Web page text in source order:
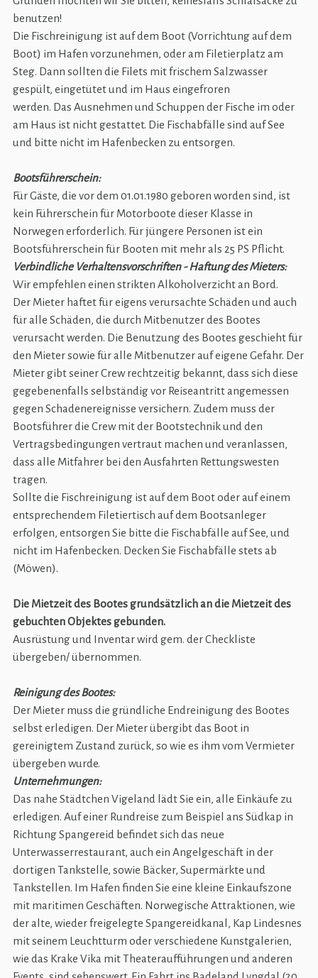
benutzen!
Die Fischreinigung ist auf dem Boot (Vorrichtung auf dem
Boot) im Hafen vorzunehmen, oder am Filetierplatz am
Steg. Dann sollten die Filets mit frischem Salzwasser
gespült, eingetütet und im Haus eingefroren
werden. Das Ausnehmen und Schuppen der Fische im oder
am Haus ist nicht gestattet. Die Fischabfälle sind auf See
und bitte nicht im Hafenbecken zu entsorgen.
Bootsführerschein:
Für Gäste, die vor dem 01.01.1980 geboren worden sind, ist
kein Führerschein für Motorboote dieser Klasse in
Norwegen erforderlich. Für jüngere Personen ist ein
Bootsführerschein für Booten mit mehr als 25 PS Pflicht.
Verbindliche Verhaltensvorschriften - Haftung des Mieters:
Wir empfehlen einen strikten Alkoholverzicht an Bord.
Der Mieter haftet für eigens verursachte Schäden und auch
für alle Schäden, die durch Mitbenutzer des Bootes
verursacht werden. Die Benutzung des Bootes geschieht für
den Mieter sowie für alle Mitbenutzer auf eigene Gefahr. Der
Mieter gibt seiner Crew rechtzeitig bekannt, dass sich diese
gegebenenfalls selbständig vor Reiseantritt angemessen
gegen Schadenereignisse versichern. Zudem muss der
Bootsführer die Crew mit der Bootstechnik und den
Vertragsbedingungen vertraut machen und veranlassen,
dass alle Mitfahrer bei den Ausfahrten Rettungswesten
tragen.
Sollte die Fischreinigung ist auf dem Boot oder auf einem
entsprechendem Filetiertisch auf dem Bootsanleger
erfolgen, entsorgen Sie bitte die Fischabfälle auf See, und
nicht im Hafenbecken. Decken Sie Fischabfälle stets ab
(Möwen).
Die Mietzeit des Bootes grundsätzlich an die Mietzeit des
gebuchten Objektes gebunden.
Ausrüstung und Inventar wird gem. der Checkliste
übergeben/ übernommen.
Reinigung des Bootes:
Der Mieter muss die gründliche Endreinigung des Bootes
selbst erledigen. Der Mieter übergibt das Boot in
gereinigtem Zustand zurück, so wie es ihm vom Vermieter
übergeben wurde.
Unternehmungen:
Das nahe Städtchen Vigeland lädt Sie ein, alle Einkäufe zu
erledigen. Auf einer Rundreise zum Beispiel ans Südkap in
Richtung Spangereid befindet sich das neue
Unterwasserrestaurant, auch ein Angelgeschäft in der
dortigen Tankstelle, sowie Bäcker, Supermärkte und
Tankstellen. Im Hafen finden Sie eine kleine Einkaufszone
mit maritimen Geschäften. Norwegische Attraktionen, wie
der alte, wieder freigelegte Spangereidkanal, Kap Lindesnes
mit seinem Leuchtturm oder verschiedene Kunstgalerien,
wie das Krake Vika mit Theateraufführungen und anderen